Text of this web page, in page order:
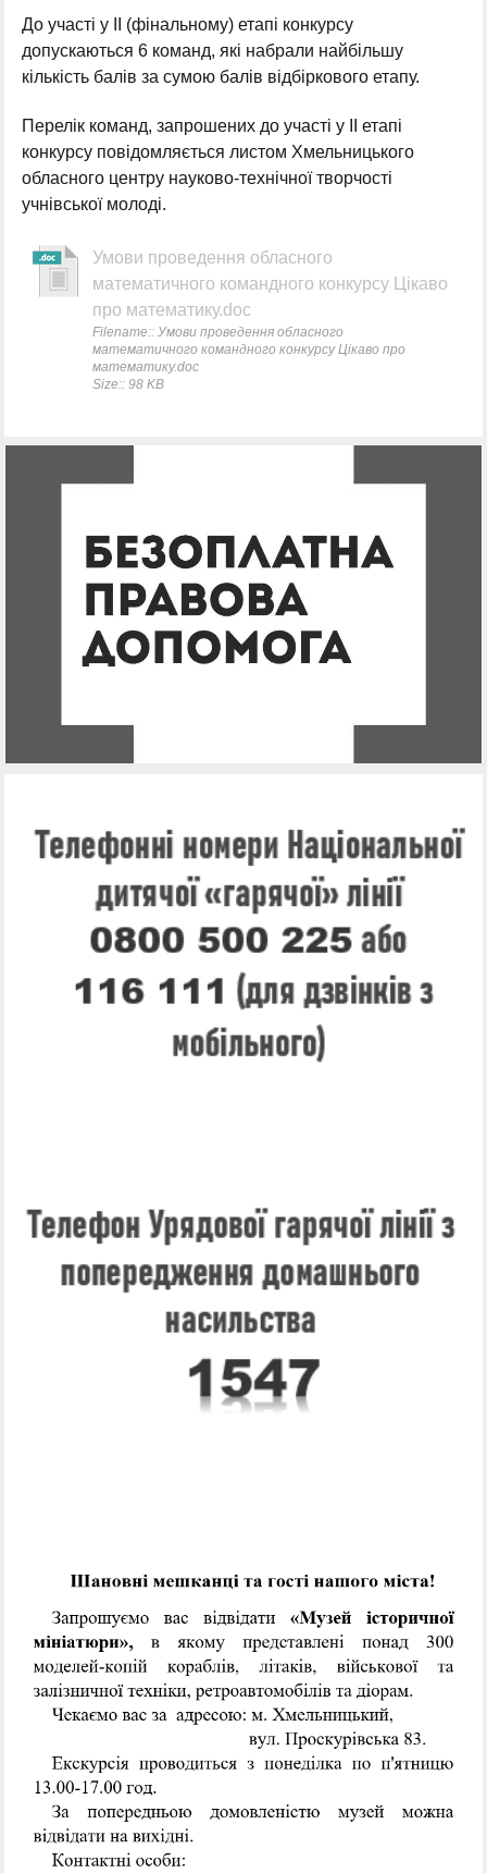
До участі у ІІ (фінальному) етапі конкурсу
допускаються 6 команд, які набрали найбільшу
кількість балів за сумою балів відбіркового етапу.
Перелік команд, запрошених до участі у ІІ етапі
конкурсу повідомляється листом Хмельницького
обласного центру науково-технічної творчості
учнівської молоді.
Умови проведення обласного
математичного командного конкурсу Цікаво
про математику.doc
Filename:: Умови проведення обласного
математичного командного конкурсу Цікаво про
математику.doc
Size:: 98 KB